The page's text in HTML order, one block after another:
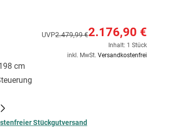
UVP2.479,99 €2.176,90 €
Inhalt: 1 Stück
inkl. MwSt. Versandkostenfrei
cm
Stückgutversand